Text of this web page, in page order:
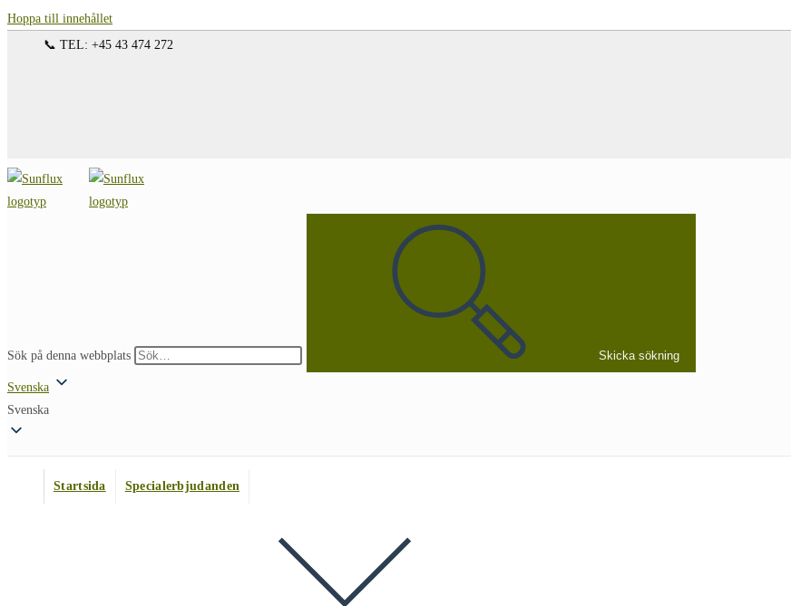
Hoppa till innehållet
📞 TEL: +45 43 474 272
Sök på denna webbplats Skicka sökning
Svenska
Svenska
Startsida Specialerbjudanden